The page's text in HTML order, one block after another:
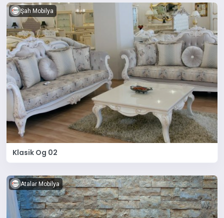
Şah Mobilya
Klasik Og 02
Atalar Mobilya